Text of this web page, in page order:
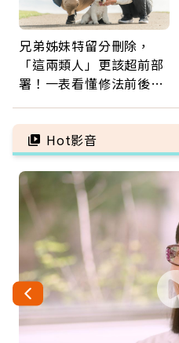
兄弟姊妹特留分刪除，
「這兩類人」更該超前部
署！一表看懂修法前後差
更多
Hot影音